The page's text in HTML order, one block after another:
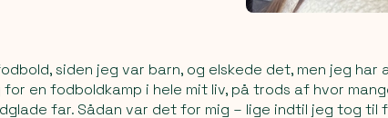
siden jeg var barn, og elskede det, men jeg
en fodboldkamp i hele mit liv, på trods af hvor
far. Sådan var det for mig – lige indtil jeg tog til